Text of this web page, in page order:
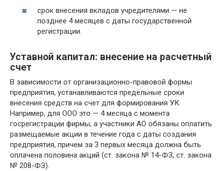
срок внесения вкладов учредителями — не
позднее 4 месяцев с даты государственной
регистрации.
Уставной капитал: внесение на расчетный
счет
В зависимости от организационно-правовой формы
предприятия, устанавливаются предельные сроки
внесения средств на счет для формирования УК.
Например, для ООО это — 4 месяца с момента
госрегистрации фирмы, а участники АО обязаны оплатить
размещаемые акции в течение года с даты создания
предприятия, причем за 3 первых месяца должна быть
оплачена половина акций (ст. закона № 14-ФЗ, ст. закона
№ 208-ФЗ).